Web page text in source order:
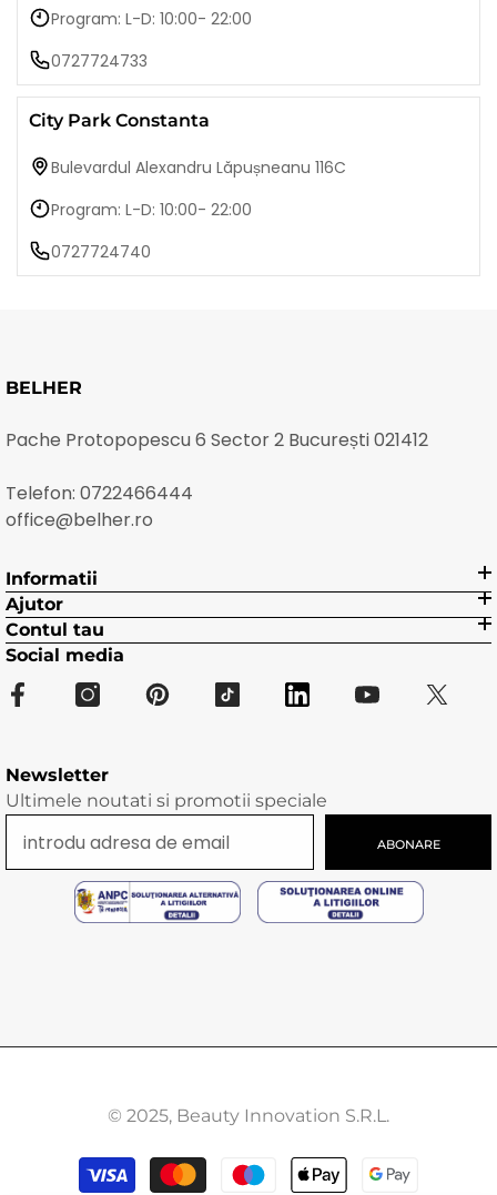
Program: L-D: 10:00- 22:00
0727724733
City Park Constanta
Bulevardul Alexandru Lăpușneanu 116C
Program: L-D: 10:00- 22:00
0727724740
BELHER
Pache Protopopescu 6 Sector 2 București 021412
Telefon: 0722466444
office@belher.ro
Informatii
Ajutor
Contul tau
Social media
Newsletter
Ultimele noutati si promotii speciale
ABONARE
© 2025, Beauty Innovation S.R.L.
Modalitati
de